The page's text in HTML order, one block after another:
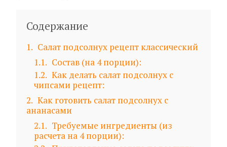
Содержание
1
Салат подсолнух рецепт классический
1.1
Состав (на 4 порции):
1.2
Как делать салат подсолнух с
чипсами рецепт:
2
Как готовить салат подсолнух с
ананасами
2.1
Требуемые ингредиенты (из
расчета на 4 порции):